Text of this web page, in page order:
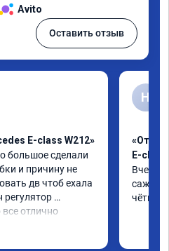
Avito
Оставить отзыв
E-class W212»
большое сделали
и причину не
дв чтоб ехала
регулятор
отлично
Н
E-class
Вчера
чётко.